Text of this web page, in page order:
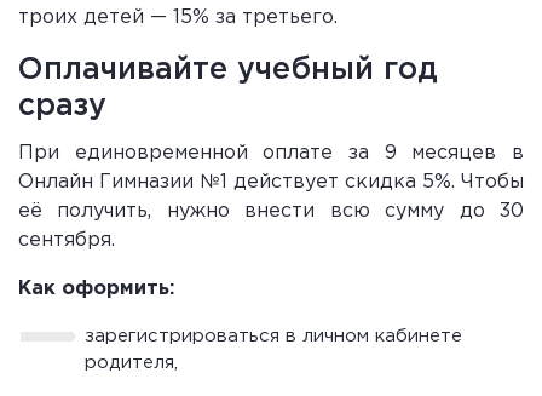
троих детей — 15% за третьего.
Оплачивайте учебный год
сразу
При единовременной оплате за 9 месяцев в
Онлайн Гимназии №1 действует скидка 5%. Чтобы
её получить, нужно внести всю сумму до 30
сентября.
Как оформить:
зарегистрироваться в личном кабинете
родителя,